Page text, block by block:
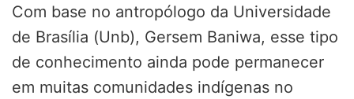
Com base no antropólogo da Universidade
de Brasília (Unb), Gersem Baniwa, esse tipo
de conhecimento ainda pode permanecer
em muitas comunidades indígenas no